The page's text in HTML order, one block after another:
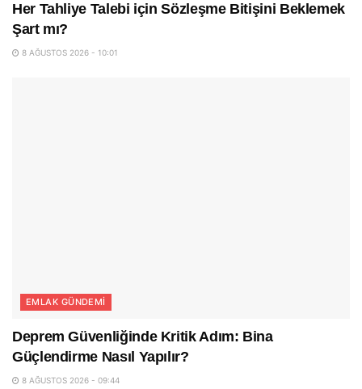
Her Tahliye Talebi için Sözleşme Bitişini Beklemek
Şart mı?
8 AĞUSTOS 2026 - 10:01
EMLAK GÜNDEMI
Deprem Güvenliğinde Kritik Adım: Bina
Güçlendirme Nasıl Yapılır?
8 AĞUSTOS 2026 - 09:44